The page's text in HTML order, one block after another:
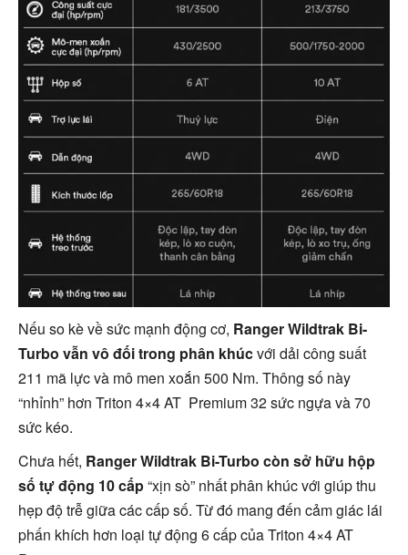
Nếu so kè về sức mạnh động cơ, Ranger Wildtrak Bi-
Turbo vẫn vô đối trong phân khúcvới dải công suất
211 mã lực và mô men xoắn 500 Nm. Thông số này
“nhỉnh” hơn Triton 4×4 AT Premium 32 sức ngựa và 70
sức kéo.
Chưa hết, Ranger Wildtrak Bi-Turbo còn sở hữu hộp
số tự động 10 cấp“xịn sò” nhất phân khúc với giúp thu
hẹp độ trễ giữa các cấp số. Từ đó mang đến cảm giác lái
phấn khích hơn loại tự động 6 cấp của Triton 4×4 AT